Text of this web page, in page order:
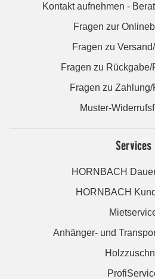
Kontakt aufnehmen -
Fragen zur
Fragen zu
Fragen zu
Fragen zu
Muster-
Services
HORNBACH
HORNBACH
Anhänger- und